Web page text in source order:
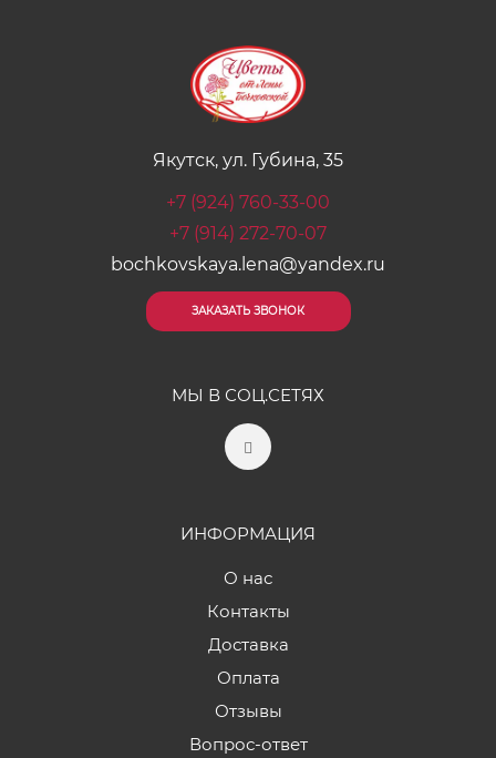
Якутск, ул. Губина, 35
+7 (924) 760-33-00
+7 (914) 272-70-07
bochkovskaya.lena@yandex.ru
ЗАКАЗАТЬ ЗВОНОК
МЫ В СОЦ.СЕТЯХ
ИНФОРМАЦИЯ
О нас
Контакты
Доставка
Оплата
Отзывы
Вопрос-ответ